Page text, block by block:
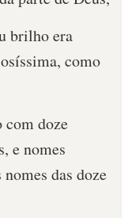
brilho era
como
com doze
e nomes
das doze